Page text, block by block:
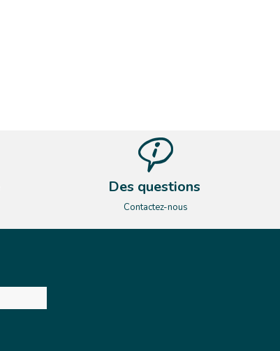
Des questions
Contactez-nous